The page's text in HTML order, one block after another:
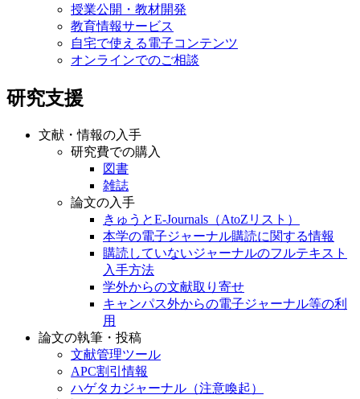
授業公開・教材開発
教育情報サービス
自宅で使える電子コンテンツ
オンラインでのご相談
研究支援
文献・情報の入手
研究費での購入
図書
雑誌
論文の入手
きゅうとE-Journals（AtoZリスト）
本学の電子ジャーナル購読に関する情報
購読していないジャーナルのフルテキスト
入手方法
学外からの文献取り寄せ
キャンパス外からの電子ジャーナル等の利
用
論文の執筆・投稿
文献管理ツール
APC割引情報
ハゲタカジャーナル（注意喚起）